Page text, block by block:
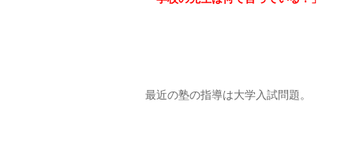
最近の塾の指導は大学入試問題。